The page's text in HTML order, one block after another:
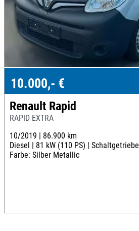
10.000,- €
Renault Rapid
RAPID EXTRA
10/2019 | 86.900 km
Diesel | 81 kW (110 PS) | Schaltgetriebe
Farbe: Silber Metallic